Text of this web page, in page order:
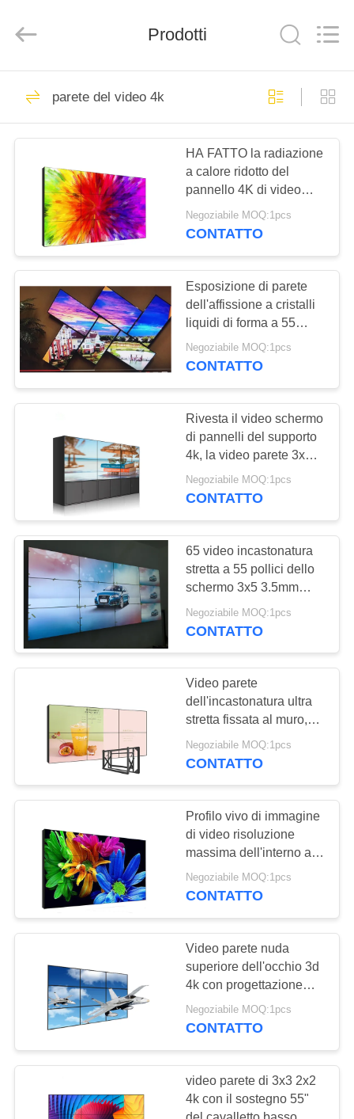
CASA
PRODOTTI
CIRCA
GIRO
DELLA
FABBRICA
CONTROLLO
DI
QUALITÀ
CONTATTICI
NOTIZIE
RICHIEDA
UNA
CITAZIONE
MAPPA
PRIVACY
POLICY
Display
Technology
Tutti in un
contrassegno
digitale
Contrassegno
digitale dell'interno
65
Outdoor segnaletica
digitale
74
contrassegno
digitale di isolato
31
Contrassegno
fissato al muro di
Digital
Chiosco LCD del
touch screen
20
Prodotti
parete del video 4k
HA FATTO la radiazione
a calore ridotto del
pannello 4K di video
della parete di alta
luminosità immagine
Negoziabile MOQ:1pcs
CONTATTO
Esposizione di parete
dell'affissione a cristalli
liquidi di forma a 55
pollici di arte video,
parete irregolare
Negoziabile MOQ:1pcs
CONTATTO
Rivesta il video schermo
di pannelli del supporto
4k, la video parete 3x3
con la tecnologia Backlit
principale
Negoziabile MOQ:1pcs
CONTATTO
65 video incastonatura
stretta a 55 pollici dello
schermo 3x5 3.5mm
della parete costruita
nella riduzione di rumore
Negoziabile MOQ:1pcs
CONTATTO
Video parete
dell'incastonatura ultra
stretta fissata al muro,
49" video parete
principale senza
Negoziabile MOQ:1pcs
CONTATTO
Profilo vivo di immagine
di video risoluzione
massima dell'interno a
46 pollici della parete
3x3 3840*2160
Negoziabile MOQ:1pcs
CONTATTO
Video parete nuda
superiore dell'occhio 3d
4k con progettazione
stretta eccellente
eccellente
Negoziabile MOQ:1pcs
CONTATTO
video parete di 3x3 2x2
4k con il sostegno 55"